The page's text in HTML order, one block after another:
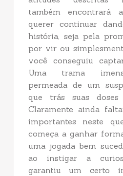
também encontrará
querer continuar
história, seja pela
por vir ou
você conseguiu
Uma trama
permeada de um
que trás suas doses
Claramente ainda
importantes neste
começa a ganhar
uma jogada bem
ao instigar a
garantiu um certo